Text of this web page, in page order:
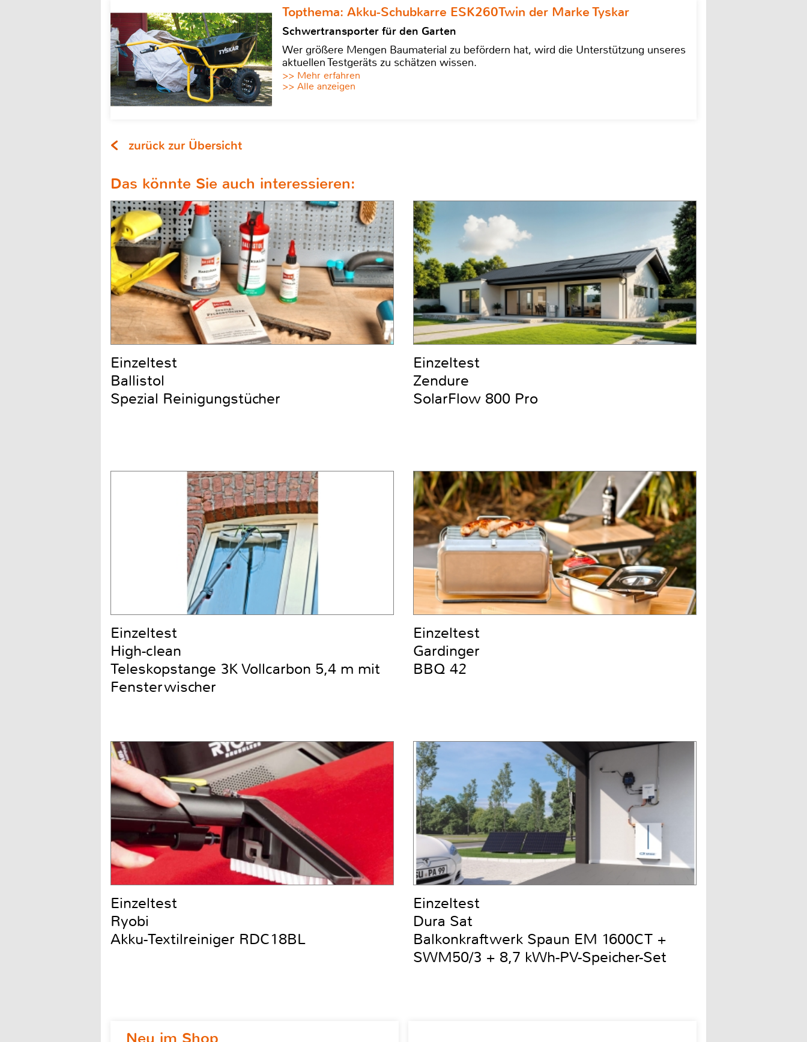
Topthema: Akku-Schubkarre ESK260Twin der Marke Tyskar
Schwertransporter für den Garten
Wer größere Mengen Baumaterial zu befördern hat, wird die Unterstützung unseres
aktuellen Testgeräts zu schätzen wissen.
>> Mehr erfahren
>> Alle anzeigen
zurück zur Übersicht
Das könnte Sie auch interessieren:
Einzeltest
Ballistol
Spezial Reinigungstücher
Einzeltest
Zendure
SolarFlow 800 Pro
Einzeltest
High-clean
Teleskopstange 3K Vollcarbon 5,4 m mit
Fensterwischer
Einzeltest
Gardinger
BBQ 42
Einzeltest
Ryobi
Akku-Textilreiniger RDC18BL
Einzeltest
Dura Sat
Balkonkraftwerk Spaun EM 1600CT +
SWM50/3 + 8,7 kWh-PV-Speicher-Set